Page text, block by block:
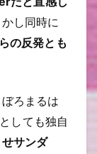
し同時に
の反発とも
ろまるは
しても独自
サンダ